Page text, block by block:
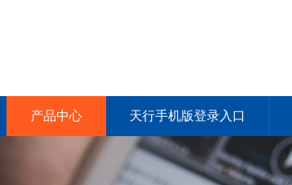
产品中心 天行手机版登录入口